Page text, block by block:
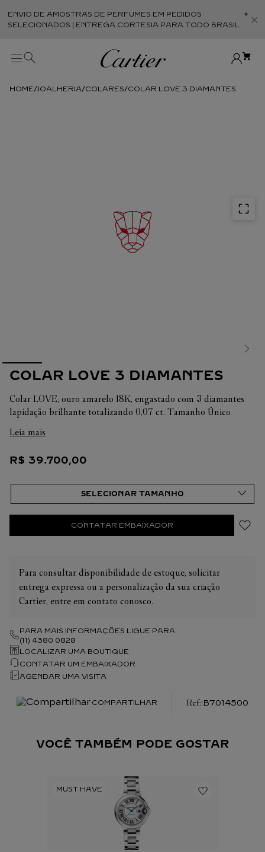
ENVIO DE AMOSTRAS DE PERFUMES EM PEDIDOS
SELECIONADOS | ENTREGA CORTESIA PARA TODO BRASIL
JOALHERIA COLARES COLAR LOVE 3 DIAMANTES
COLAR LOVE 3 DIAMANTES
Colar LOVE, ouro amarelo 18K, engastado com 3 diamantes
lapidação brilhante totalizando 0,07 ct. Tamanho Único
Em cada uma de suas criações, a Cartier busca sempre
quilates e a quantidade de pedras podem apresentar ligeiras
informações adicionais sobre as nossas criações, não hesite em
consultar as nossas equipes de venda. Tamanho Único
Leia mais
R$ 39.700,00
CONTATAR EMBAIXADOR
Para consultar disponibilidade de estoque, solicitar
entrega expressa ou a personalização da sua criação
Cartier, entre em contato conosco.
PARA MAIS INFORMAÇÕES LIGUE PARA
(11) 4380 0828
LOCALIZAR UMA BOUTIQUE
CONTATAR UM EMBAIXADOR
AGENDAR UMA VISITA
COMPARTILHAR :B7014500
VOCÊ TAMBÉM PODE GOSTAR